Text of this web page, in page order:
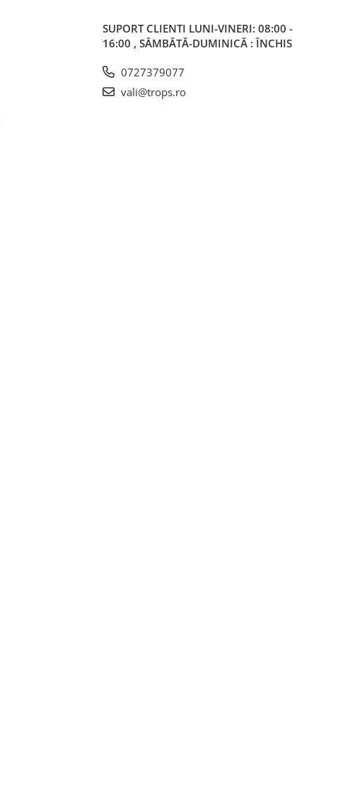
SUPORT CLIENTI LUNI-VINERI: 08:00 -
16:00 , SÂMBĂTĂ-DUMINICĂ : ÎNCHIS
0727379077
vali@trops.ro